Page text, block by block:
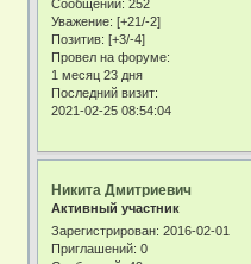
Сообщений: 252
Уважение: [+21/-2]
Позитив: [+3/-4]
Провел на форуме:
1 месяц 23 дня
Последний визит:
2021-02-25 08:54:04
Никита Дмитриевич
Активный участник
Зарегистрирован: 2016-02-01
Приглашений: 0